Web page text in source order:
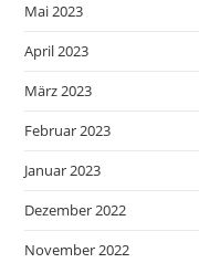
Mai 2023
April 2023
März 2023
Februar 2023
Januar 2023
Dezember 2022
November 2022